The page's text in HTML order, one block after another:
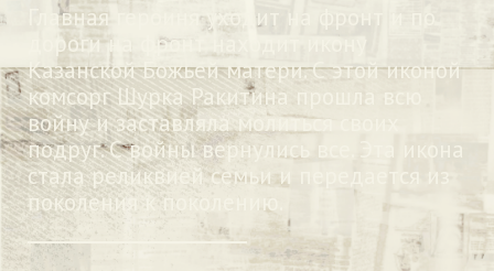
Главная героиня уходит на фронт и по
дороги на фронт находит икону
Казанской Божьей матери. С этой иконой
комсорг Шурка Ракитина прошла всю
войну и заставляла молиться своих
подруг. С войны вернулись все. Эта икона
стала реликвией семьи и передается из
поколения к поколению.